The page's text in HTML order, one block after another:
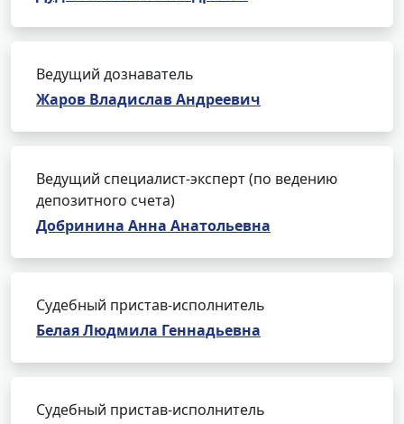
Ведущий дознаватель
Жаров Владислав Андреевич
Ведущий специалист-эксперт (по ведению
депозитного счета)
Добринина Анна Анатольевна
Судебный пристав-исполнитель
Белая Людмила Геннадьевна
Судебный пристав-исполнитель